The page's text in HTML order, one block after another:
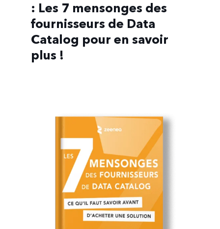
: Les 7 mensonges des
fournisseurs de Data
Catalog pour en savoir
plus !